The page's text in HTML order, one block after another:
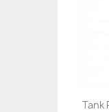
Tank